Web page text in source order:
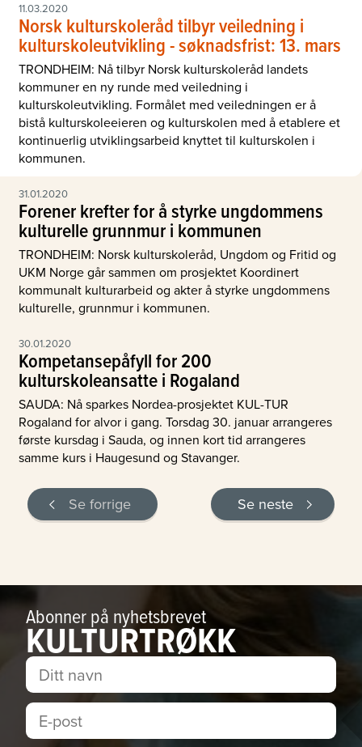
11.03.2020
Norsk kulturskoleråd tilbyr veiledning i
kulturskoleutvikling - søknadsfrist: 13. mars
TRONDHEIM: Nå tilbyr Norsk kulturskoleråd landets
kommuner en ny runde med veiledning i
kulturskoleutvikling. Formålet med veiledningen er å
bistå kulturskoleeieren og kulturskolen med å etablere et
kontinuerlig utviklingsarbeid knyttet til kulturskolen i
kommunen.
31.01.2020
Forener krefter for å styrke ungdommens
kulturelle grunnmur i kommunen
TRONDHEIM: Norsk kulturskoleråd, Ungdom og Fritid og
UKM Norge går sammen om prosjektet Koordinert
kommunalt kulturarbeid og akter å styrke ungdommens
kulturelle, grunnmur i kommunen.
30.01.2020
Kompetansepåfyll for 200
kulturskoleansatte i Rogaland
SAUDA: Nå sparkes Nordea-prosjektet KUL-TUR
Rogaland for alvor i gang. Torsdag 30. januar arrangeres
første kursdag i Sauda, og innen kort tid arrangeres
samme kurs i Haugesund og Stavanger.
Se forrige Se neste
Abonner på nyhetsbrevet
KULTURTRØKK